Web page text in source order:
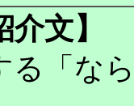
文】
る「な